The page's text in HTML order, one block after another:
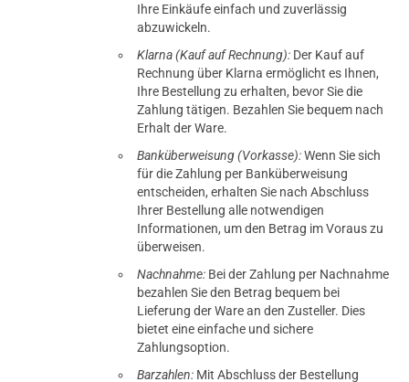
Ihre Einkäufe einfach und zuverlässig
abzuwickeln.
Klarna (Kauf auf Rechnung): Der Kauf auf
Rechnung über Klarna ermöglicht es Ihnen,
Ihre Bestellung zu erhalten, bevor Sie die
Zahlung tätigen. Bezahlen Sie bequem nach
Erhalt der Ware.
Banküberweisung (Vorkasse):Wenn Sie sich
für die Zahlung per Banküberweisung
entscheiden, erhalten Sie nach Abschluss
Ihrer Bestellung alle notwendigen
Informationen, um den Betrag im Voraus zu
überweisen.
Nachnahme: Bei der Zahlung per Nachnahme
bezahlen Sie den Betrag bequem bei
Lieferung der Ware an den Zusteller. Dies
bietet eine einfache und sichere
Zahlungsoption.
Barzahlen: Mit Abschluss der Bestellung